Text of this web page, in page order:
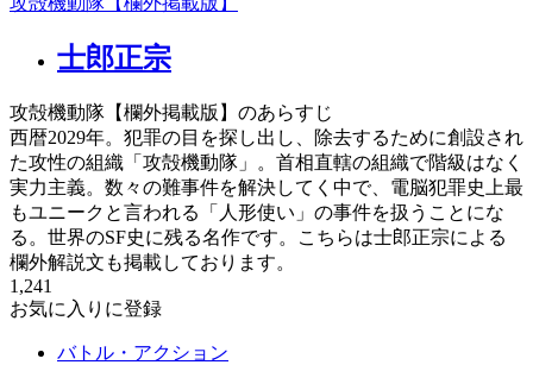
士郎正宗
攻殻機動隊【欄外掲載版】のあらすじ
西暦2029年。犯罪の目を探し出し、除去するために創設され
た攻性の組織「攻殻機動隊」。首相直轄の組織で階級はなく
実力主義。数々の難事件を解決してく中で、電脳犯罪史上最
もユニークと言われる「人形使い」の事件を扱うことにな
る。世界のSF史に残る名作です。こちらは士郎正宗による
欄外解説文も掲載しております。
1,241
お気に入りに登録
バトル・アクション